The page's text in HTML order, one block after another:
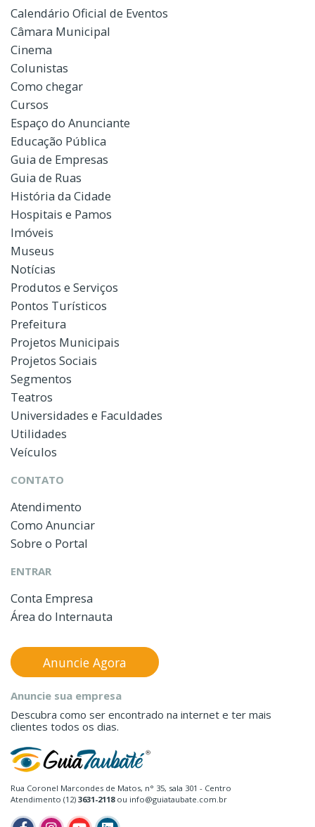
Calendário Oficial de Eventos
Câmara Municipal
Cinema
Colunistas
Como chegar
Cursos
Espaço do Anunciante
Educação Pública
Guia de Empresas
Guia de Ruas
História da Cidade
Hospitais e Pamos
Imóveis
Museus
Notícias
Produtos e Serviços
Pontos Turísticos
Prefeitura
Projetos Municipais
Projetos Sociais
Segmentos
Teatros
Universidades e Faculdades
Utilidades
Veículos
CONTATO
Atendimento
Como Anunciar
Sobre o Portal
ENTRAR
Conta Empresa
Área do Internauta
Rua Coronel Marcondes de Matos, n° 35, sala 301 - Centro
Atendimento (12) 3631-2118ou info@guiataubate.com.br
Anuncie sua empresa
Descubra como ser encontrado na internet e ter mais
clientes todos os dias.
Anuncie Agora